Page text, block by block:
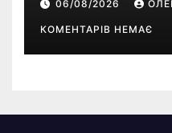
06/08/2026
КОМЕНТАРІВ НЕМАЄ